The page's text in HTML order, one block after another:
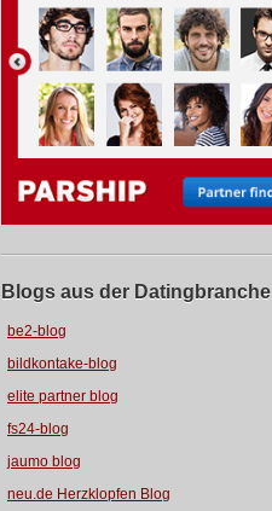
Blogs aus der Datingbranche
be2-blog
bildkontake-blog
elite partner blog
fs24-blog
jaumo blog
neu.de Herzklopfen Blog